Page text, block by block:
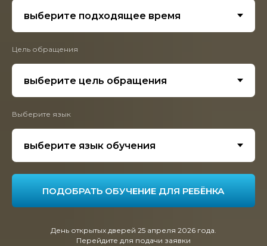
Цель обращения
Выберите язык
ПОДОБРАТЬ ОБУЧЕНИЕ ДЛЯ РЕБЁНКА
День открытых дверей 25 апреля 2026 года.
Перейдите для подачи заявки